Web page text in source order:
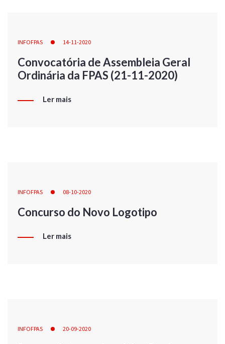
INFOFPAS 14-11-2020
Convocatória de Assembleia Geral
Ordinária da FPAS (21-11-2020)
Ler mais
INFOFPAS 08-10-2020
Concurso do Novo Logotipo
Ler mais
INFOFPAS 20-09-2020